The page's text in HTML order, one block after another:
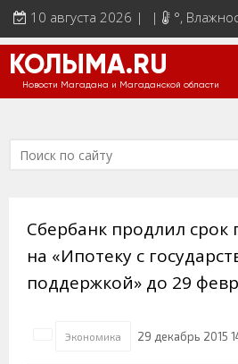
10 августа 2026 | | °,
КОЛЫМА.RU
Новости Магадана и Магаданской области
Сбербанк продлил срок
на «Ипотеку с
поддержкой» до 29
Экономика 29 декабрь 2015